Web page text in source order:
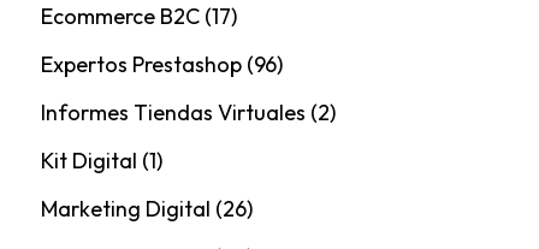
Ecommerce B2C(17)
Expertos Prestashop(96)
Informes Tiendas Virtuales (2)
Kit Digital (1)
Marketing Digital (26)